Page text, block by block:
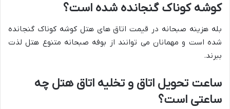
کوشه کوناک گنجانده شده است؟
بله هزینه صبحانه در قیمت اتاق های هتل کوشه کوناک گنجانده
شده است و مهمانان می توانند از بوفه صبحانه متنوع هتل لذت
ببرند.
ساعت تحویل اتاق و تخلیه اتاق هتل چه
ساعتی است؟